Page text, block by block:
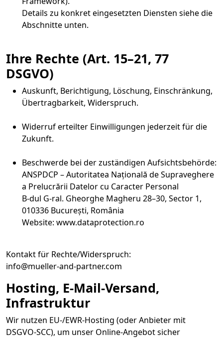
Details zu konkret eingesetzten Diensten siehe die
Abschnitte unten.
Ihre Rechte (Art. 15–21, 77
DSGVO)
Auskunft, Berichtigung, Löschung, Einschränkung,
Übertragbarkeit, Widerspruch.
Widerruf erteilter Einwilligungen jederzeit für die
Zukunft.
Beschwerde bei der zuständigen Aufsichtsbehörde:
ANSPDCP – Autoritatea Națională de Supraveghere
a Prelucrării Datelor cu Caracter Personal
B-dul G-ral. Gheorghe Magheru 28–30, Sector 1,
010336 București, România
Website: www.dataprotection.ro
Kontakt für Rechte/Widerspruch:
info@mueller-and-partner.com
Hosting, E-Mail-Versand,
Infrastruktur
Wir nutzen EU-/EWR-Hosting (oder Anbieter mit
DSGVO-SCC), um unser Online-Angebot sicher